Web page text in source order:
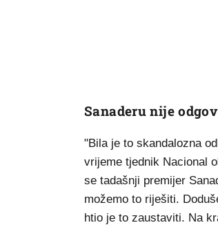
Sanaderu nije
"Bila je to skandalozna
vrijeme tjednik Nacional
se tadašnji premijer
možemo to riješiti.
htio je to zaustaviti. Na